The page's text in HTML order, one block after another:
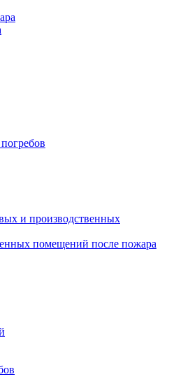
и производственных
помещений после пожара